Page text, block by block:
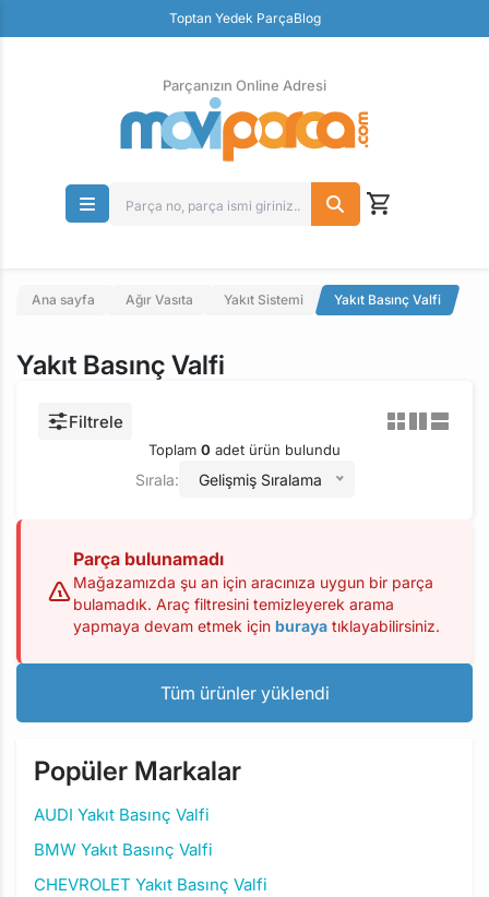
Toptan Yedek ParçaBlog
Parçanızın Online Adresi
Ana sayfa Ağır Vasıta Yakıt Sistemi Yakıt Basınç Valfi
Yakıt Basınç Valfi
Filtrele
Toplam 0 adet ürün bulundu
Sırala: Gelişmiş Sıralama
Parça bulunamadı
Mağazamızda şu an için aracınıza uygun bir parça
bulamadık. Araç filtresini temizleyerek arama
yapmaya devam etmek için buraya tıklayabilirsiniz.
Tüm ürünler yüklendi
Popüler Markalar
AUDI Yakıt Basınç Valfi
BMW Yakıt Basınç Valfi
CHEVROLET Yakıt Basınç Valfi